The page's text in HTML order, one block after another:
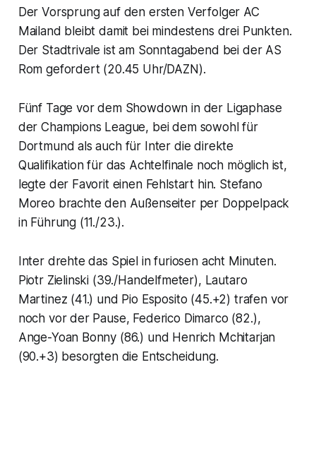
Der Vorsprung auf den ersten Verfolger AC
Mailand bleibt damit bei mindestens drei Punkten.
Der Stadtrivale ist am Sonntagabend bei der AS
Rom gefordert (20.45 Uhr/DAZN).
Fünf Tage vor dem Showdown in der Ligaphase
der Champions League, bei dem sowohl für
Dortmund als auch für Inter die direkte
Qualifikation für das Achtelfinale noch möglich ist,
legte der Favorit einen Fehlstart hin. Stefano
Moreo brachte den Außenseiter per Doppelpack
in Führung (11./23.).
Inter drehte das Spiel in furiosen acht Minuten.
Piotr Zielinski (39./Handelfmeter), Lautaro
Martinez (41.) und Pio Esposito (45.+2) trafen vor
noch vor der Pause, Federico Dimarco (82.),
Ange-Yoan Bonny (86.) und Henrich Mchitarjan
(90.+3) besorgten die Entscheidung.